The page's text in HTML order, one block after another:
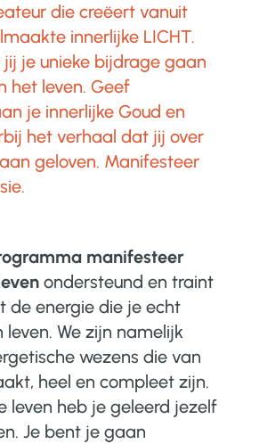
die creëert vanuit
innerlijke LICHT.
jij je unieke bijdrage gaan
het leven. Geef
je innerlijke Goud en
het verhaal dat jij over
geloven. Manifesteer
manifesteer
ondersteund en traint
de energie die je echt
We zijn namelijk
wezens die van
heel en compleet zijn.
leven heb je geleerd jezelf
Je bent je gaan